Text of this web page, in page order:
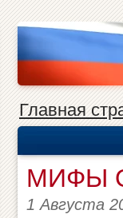
Главная
МИФЫ
1 Августа